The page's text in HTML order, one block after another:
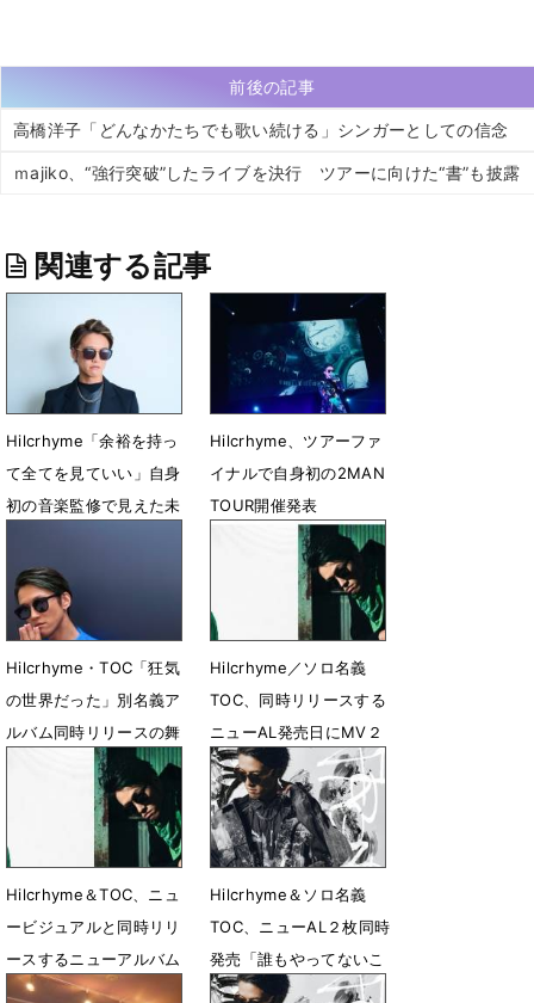
前後の記事
高橋洋子「どんなかたちでも歌い続ける」シンガーとしての信念
ｍajiko、“強行突破”したライブを決行 ツアーに向けた“書”も披露
関連する記事
Hilcrhyme「余裕を持っ
て全てを見ていい」自身
初の音楽監修で見えた未
8月17日 18時00分
Hilcrhyme、ツアーファ
イナルで自身初の2MAN
TOUR開催発表
11月29日 07時00分
Hilcrhyme・TOC「狂気
の世界だった」別名義ア
ルバム同時リリースの舞
10月9日 12時00分
Hilcrhyme／ソロ名義
TOC、同時リリースする
ニューAL発売日にMV２
曲プレミア公開
9月27日 18時50分
Hilcrhyme＆TOC、ニュ
ービジュアルと同時リリ
ースするニューアルバム
収録曲を公開
Hilcrhyme＆ソロ名義
TOC、ニューAL２枚同時
発売「誰もやってないこ
とだから俺がやる」